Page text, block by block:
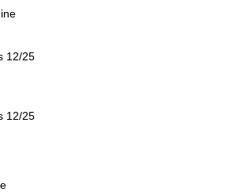
12/25
12/25